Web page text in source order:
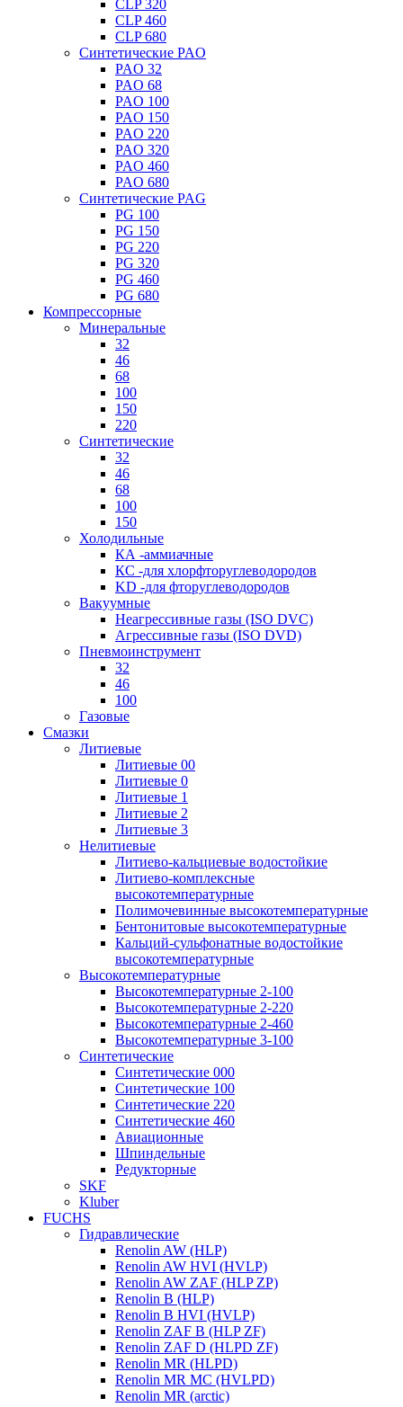
CLP 320
CLP 460
CLP 680
Синтетические PAO
PAO 32
PAO 68
PAO 100
PAO 150
PAO 220
PAO 320
PAO 460
PAO 680
Синтетические PAG
PG 100
PG 150
PG 220
PG 320
PG 460
PG 680
Компрессорные
Минеральные
32
46
68
100
150
220
Синтетические
32
46
68
100
150
Холодильные
КА -аммиачные
КС -для хлорфторуглеводородов
KD -для фторуглеводородов
Вакуумные
Неагрессивные газы (ISO DVC)
Агрессивные газы (ISO DVD)
Пневмоинструмент
32
46
100
Газовые
Смазки
Литиевые
Литиевые 00
Литиевые 0
Литиевые 1
Литиевые 2
Литиевые 3
Нелитиевые
Литиево-кальциевые водостойкие
Литиево-комплексные
высокотемпературные
Полимочевинные высокотемпературные
Бентонитовые высокотемпературные
Кальций-сульфонатные водостойкие
высокотемпературные
Высокотемпературные
Высокотемпературные 2-100
Высокотемпературные 2-220
Высокотемпературные 2-460
Высокотемпературные 3-100
Синтетические
Синтетические 000
Синтетические 100
Синтетические 220
Синтетические 460
Авиационные
Шпиндельные
Редукторные
SKF
Kluber
FUCHS
Гидравлические
Renolin AW (HLP)
Renolin AW HVI (HVLP)
Renolin AW ZAF (HLP ZP)
Renolin B (HLP)
Renolin B HVI (HVLP)
Renolin ZAF B (HLP ZF)
Renolin ZAF D (HLPD ZF)
Renolin MR (HLPD)
Renolin MR MC (HVLPD)
Renolin MR (arctic)